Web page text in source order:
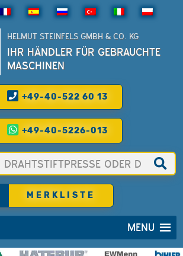
HELMUT STEINFELS GMBH & CO. KG
IHR HÄNDLER FÜR GEBRAUCHTE
MASCHINEN
+49-40-522 60 13
+49-40-5226-013
MERKLISTE
MENU